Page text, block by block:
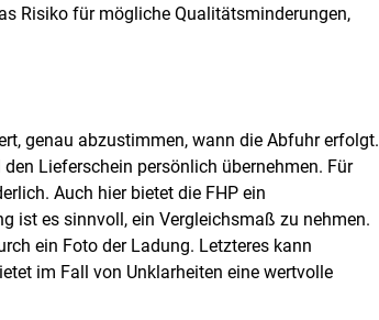
Risiko für mögliche Qualitätsminderungen,
genau abzustimmen, wann die Abfuhr erfolgt.
Lieferschein persönlich übernehmen. Für
Auch hier bietet die FHP ein
ist es sinnvoll, ein Vergleichsmaß zu nehmen.
ein Foto der Ladung. Letzteres kann
im Fall von Unklarheiten eine wertvolle